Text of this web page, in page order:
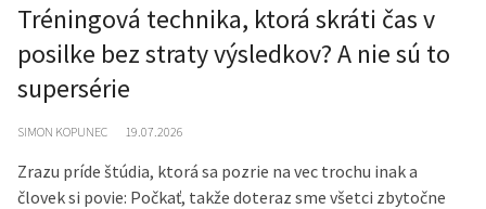
Tréningová technika, ktorá skráti čas v
posilke bez straty výsledkov? A nie sú to
supersérie
SIMON KOPUNEC 19.07.2026
Zrazu príde štúdia, ktorá sa pozrie na vec trochu inak a
človek si povie: Počkať, takže doteraz sme všetci zbytočne